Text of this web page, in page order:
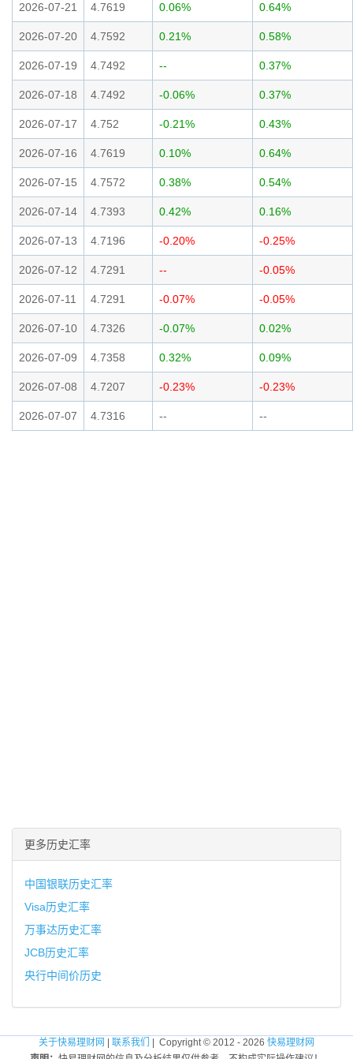
2026-07-21 4.7619 0.06% 0.64%
2026-07-20 4.7592 0.21% 0.58%
2026-07-19 4.7492 -- 0.37%
2026-07-18 4.7492 -0.06% 0.37%
2026-07-17 4.752 -0.21% 0.43%
2026-07-16 4.7619 0.10% 0.64%
2026-07-15 4.7572 0.38% 0.54%
2026-07-14 4.7393 0.42% 0.16%
2026-07-13 4.7196 -0.20% -0.25%
2026-07-12 4.7291 -- -0.05%
2026-07-11 4.7291 -0.07% -0.05%
2026-07-10 4.7326 -0.07% 0.02%
2026-07-09 4.7358 0.32% 0.09%
2026-07-08 4.7207 -0.23% -0.23%
2026-07-07 4.7316 -- --
更多历史汇率
中国银联历史汇率
Visa历史汇率
万事达历史汇率
JCB历史汇率
央行中间价历史
关于快易理财网 联系我们 | Copyright © 2012 - 2026 快易理财网